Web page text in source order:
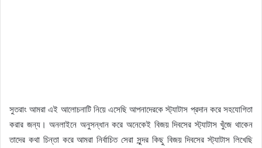
সুতরাং আমরা এই আলোচনাটি নিয়ে এসেছি আপনাদেরকে স্ট্যাটাস প্রদান করে সহযোগিতা
করার জন্য। অনলাইনে অনুসন্ধান করে অনেকেই বিজয় দিবসের স্ট্যাটাস খুঁজে থাকেন
তাদের কথা চিন্তা করে আমরা নির্বাচিত সেরা সুন্দর কিছু বিজয় দিবসের স্ট্যাটাস লিখেছি